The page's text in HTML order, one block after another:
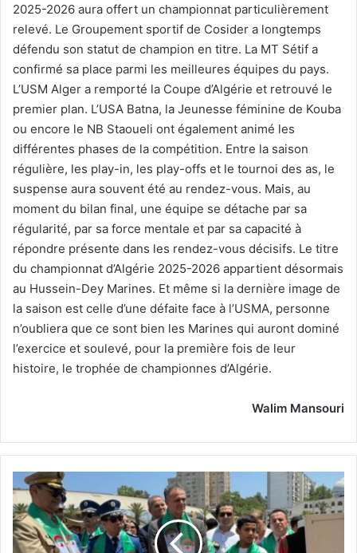
2025-2026 aura offert un championnat particulièrement
relevé. Le Groupement sportif de Cosider a longtemps
défendu son statut de champion en titre. La MT Sétif a
confirmé sa place parmi les meilleures équipes du pays.
L’USM Alger a remporté la Coupe d’Algérie et retrouvé le
premier plan. L’USA Batna, la Jeunesse féminine de Kouba
ou encore le NB Staoueli ont également animé les
différentes phases de la compétition. Entre la saison
régulière, les play-in, les play-offs et le tournoi des as, le
suspense aura souvent été au rendez-vous. Mais, au
moment du bilan final, une équipe se détache par sa
régularité, par sa force mentale et par sa capacité à
répondre présente dans les rendez-vous décisifs. Le titre
du championnat d’Algérie 2025-2026 appartient désormais
au Hussein-Dey Marines. Et même si la dernière image de
la saison est celle d’une défaite face à l’USMA, personne
n’oubliera que ce sont bien les Marines qui auront dominé
l’exercice et soulevé, pour la première fois de leur
histoire, le trophée de championnes d’Algérie.
Walim Mansouri
Sport
militaire
-
-
La